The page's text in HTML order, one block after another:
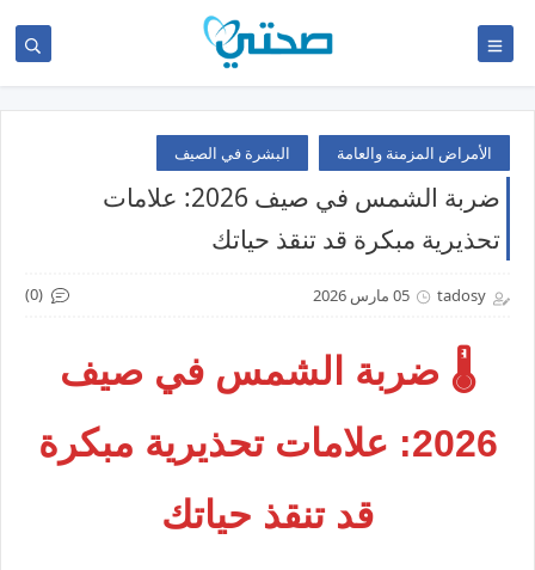
الأمراض المزمنة والعامة البشرة في الصيف
ضربة الشمس في صيف 2026: علامات
تحذيرية مبكرة قد تنقذ حياتك
tadosy 05 مارس 2026 (0)
🌡️ ضربة الشمس في صيف
2026: علامات تحذيرية مبكرة
قد تنقذ حياتك